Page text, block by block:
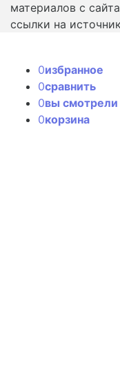
материалов с
ссылки на
0избранное
0сравнить
0вы смотрели
0корзина